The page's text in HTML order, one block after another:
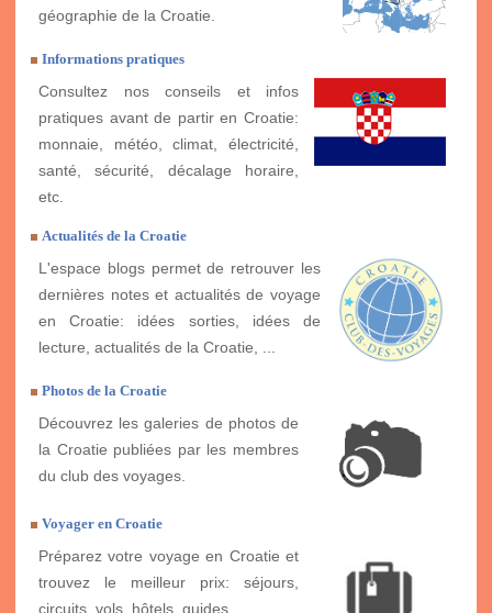
géographie de la Croatie.
Informations pratiques
Consultez nos conseils et infos
pratiques avant de partir en Croatie:
monnaie, météo, climat, électricité,
santé, sécurité, décalage horaire,
etc.
Actualités de la Croatie
L'espace blogs permet de retrouver les
dernières notes et actualités de voyage
en Croatie: idées sorties, idées de
lecture, actualités de la Croatie, ...
Photos de la Croatie
Découvrez les galeries de photos de
la Croatie publiées par les membres
du club des voyages.
Voyager en Croatie
Préparez votre voyage en Croatie et
trouvez le meilleur prix: séjours,
circuits, vols, hôtels, guides, ...